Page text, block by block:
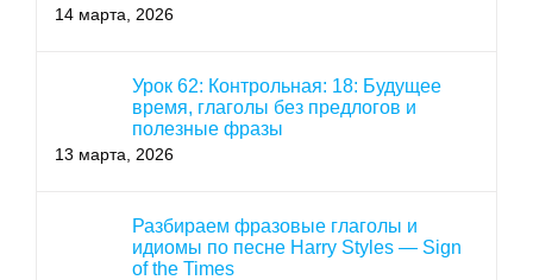
14 марта, 2026
Урок 62: Контрольная: 18: Будущее
время, глаголы без предлогов и
полезные фразы
13 марта, 2026
Разбираем фразовые глаголы и
идиомы по песне Harry Styles — Sign
of the Times